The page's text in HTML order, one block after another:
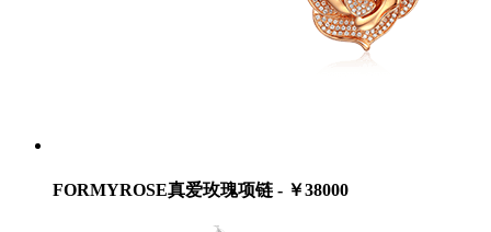
FORMYROSE真爱玫瑰项链 - ￥38000